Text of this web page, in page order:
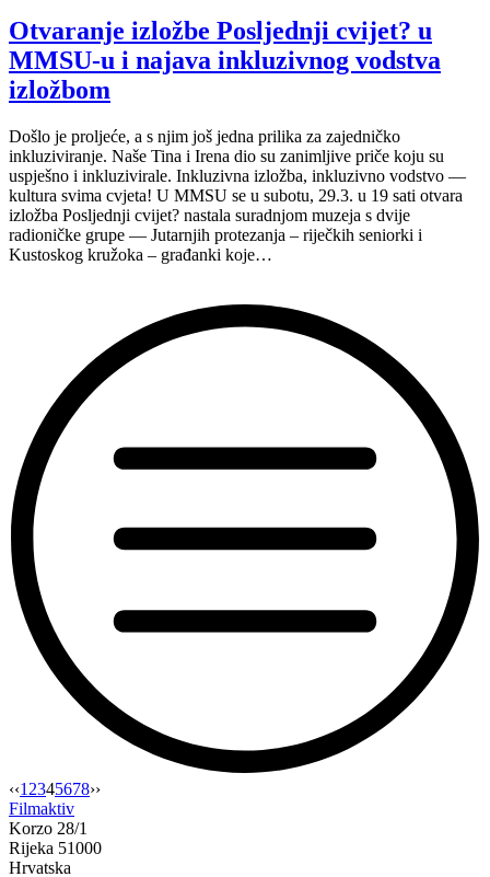
prvi
susret
”
Otvaranje izložbe Posljednji cvijet? u
MMSU-u i najava inkluzivnog vodstva
izložbom
Došlo je proljeće, a s njim još jedna prilika za zajedničko
inkluziviranje. Naše Tina i Irena dio su zanimljive priče koju su
uspješno i inkluzivirale. Inkluzivna izložba, inkluzivno vodstvo —
kultura svima cvjeta! U MMSU se u subotu, 29.3. u 19 sati otvara
izložba Posljednji cvijet? nastala suradnjom muzeja s dvije
radioničke grupe — Jutarnjih protezanja – riječkih seniorki i
Kustoskog kružoka – građanki koje…
“Otvaranje
izložbe
Posljednji
cvijet?
u
‹‹1 2345678››
Filmaktiv
Korzo 28/1
Rijeka 51000
Hrvatska